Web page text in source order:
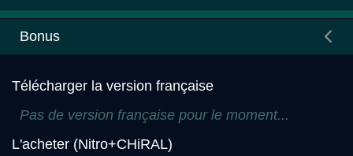
Bonus
Télécharger la version française
Pas de version française pour le moment...
L'acheter (Nitro+CHiRAL)